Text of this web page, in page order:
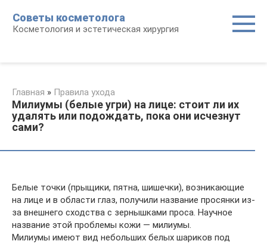
контенту
Советы косметолога
Косметология и эстетическая хирургия
Главная » Правила ухода
Милиумы (белые угри) на лице: стоит ли их
удалять или подождать, пока они исчезнут
сами?
Белые точки (прыщики, пятна, шишечки), возникающие
на лице и в области глаз, получили название просянки из-
за внешнего сходства с зернышками проса. Научное
название этой проблемы кожи — милиумы.
Милиумы имеют вид небольших белых шариков под